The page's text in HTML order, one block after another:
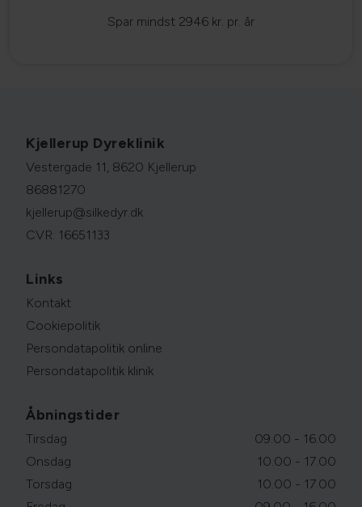
Spar mindst 2946 kr. pr. år
Kjellerup Dyreklinik
Vestergade 11, 8620 Kjellerup
86881270
kjellerup@silkedyr.dk
CVR: 16651133
Links
Kontakt
Cookiepolitik
Persondatapolitik online
Persondatapolitik klinik
Åbningstider
Tirsdag
09.00 - 16.00
Onsdag
10.00 - 17.00
Torsdag
10.00 - 17.00